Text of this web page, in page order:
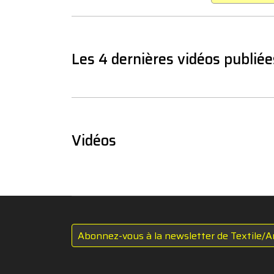
Les 4 dernières vidéos
Vidéos
Abonnez-vous à la newsletter de Textile/